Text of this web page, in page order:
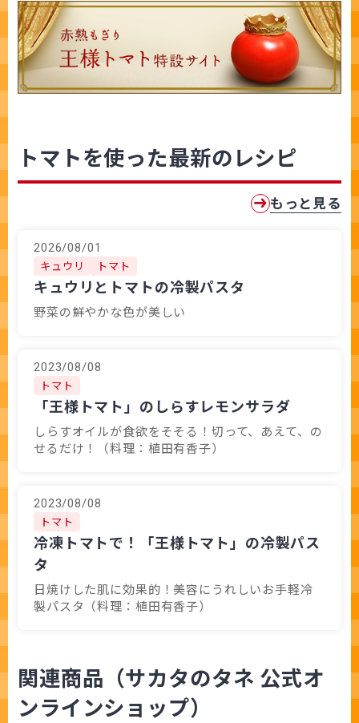
トマトを使った最新のレシピ
もっと見る
2026/08/01
キュウリ トマト
キュウリとトマトの冷製パスタ
野菜の鮮やかな色が美しい
2023/08/08
トマト
「王様トマト」のしらすレモンサラダ
しらすオイルが食欲をそそる！切って、あえて、の
せるだけ！（料理：植田有香子）
2023/08/08
トマト
冷凍トマトで！「王様トマト」の冷製パス
タ
日焼けした肌に効果的！美容にうれしいお手軽冷
製パスタ（料理：植田有香子）
関連商品（サカタのタネ 公式オ
ンラインショップ）